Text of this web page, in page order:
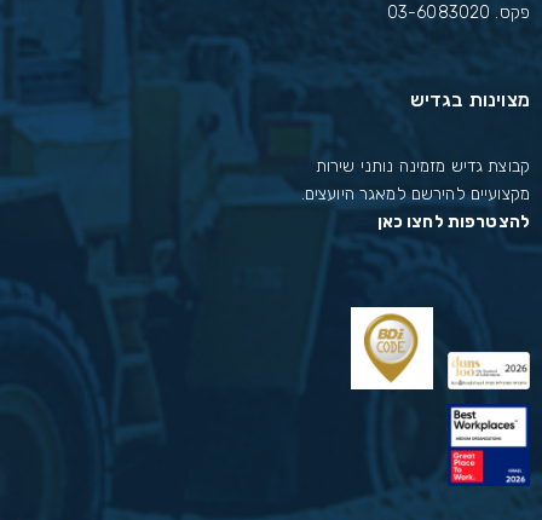
פקס. 03-6083020
מצוינות בגדיש
קבוצת גדיש מזמינה נותני שירות
מקצועיים להירשם למאגר היועצים.
להצטרפות לחצו כאן